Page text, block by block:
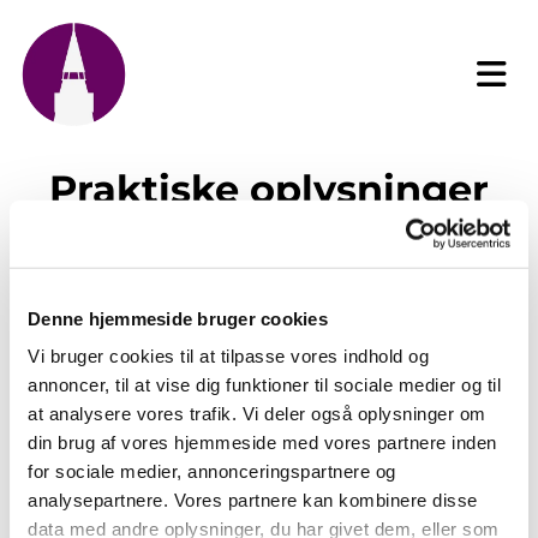
Denne hjemmeside bruger cookies
Vi bruger cookies til at tilpasse vores indhold og
annoncer, til at vise dig funktioner til sociale medier og til
at analysere vores trafik. Vi deler også oplysninger om
din brug af vores hjemmeside med vores partnere inden
for sociale medier, annonceringspartnere og
analysepartnere. Vores partnere kan kombinere disse
data med andre oplysninger, du har givet dem, eller som
Praktiske oplysninger
for kirkegårdens brug
Udviklingsplan for Tønder Kirkegård
Takstoversigt
Vedtægt